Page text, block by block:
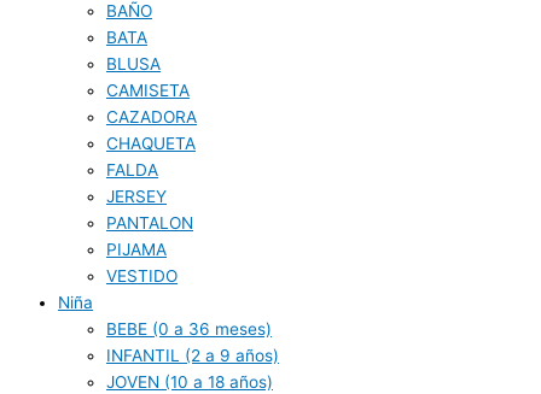
BAÑO
BATA
BLUSA
CAMISETA
CAZADORA
CHAQUETA
FALDA
JERSEY
PANTALON
PIJAMA
VESTIDO
Niña
BEBE (0 a 36 meses)
INFANTIL (2 a 9 años)
JOVEN (10 a 18 años)